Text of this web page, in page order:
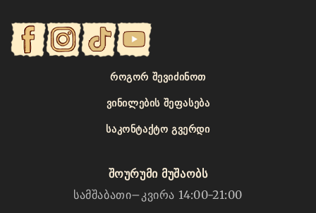
ᲠᲝᲒᲝᲠ ᲨᲔᲕᲘᲫᲘᲜᲝᲗ
ᲕᲘᲜᲘᲚᲔᲑᲘᲡ ᲨᲔᲤᲐᲡᲔᲑᲐ
ᲡᲐᲙᲝᲜᲢᲐᲥᲢᲝ ᲒᲕᲔᲠᲓᲘ
შოურუმი მუშაობს
სამშაბათი–კვირა 14:00-21:00